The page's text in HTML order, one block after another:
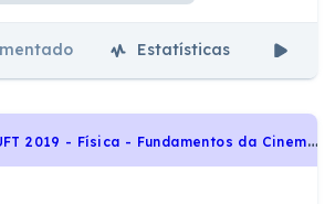
Estatísticas
U
FT 2019 - Física - Fundamentos da Cinemática, Oscilação e Ondas, Dinâmica, Movimento Retilíneo Uniformemente Variado, Queda Livre, Cinemática, Trabalho e Energia, Energia Mecânica e sua Conservação, Impulso e Quantidade de Movimento, Movimento Harmônico